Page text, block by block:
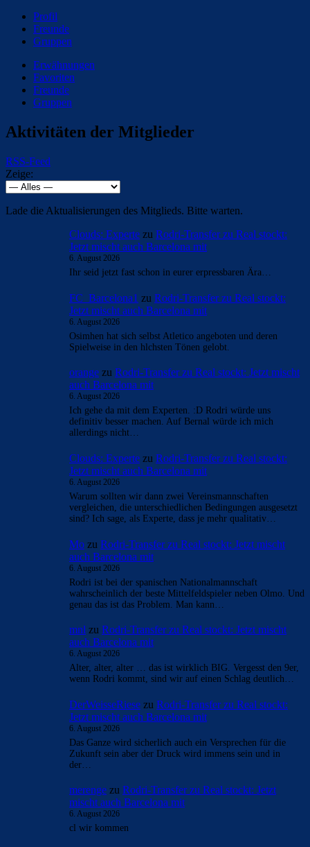
Profil
Freunde
Gruppen
Erwähnungen
Favoriten
Freunde
Gruppen
Aktivitäten der Mitglieder
RSS-Feed
Zeige:
Lade die Aktualisierungen des Mitglieds. Bitte warten.
Clouds: Experte zu Rodri-Transfer zu Real stockt:
Jetzt mischt auch Barcelona mit
6. August 2026
Ihr seid jetzt fast schon in eurer erpressbaren Ära…
FC_Barcelona1 zu Rodri-Transfer zu Real stockt:
Jetzt mischt auch Barcelona mit
6. August 2026
Osimhen hat sich selbst Atletico angeboten und deren
Spielweise in den hlchsten Tönen gelobt.
orange zu Rodri-Transfer zu Real stockt: Jetzt mischt
auch Barcelona mit
6. August 2026
Ich gehe da mit dem Experten. :D Rodri würde uns
definitiv besser machen. Auf Bernal würde ich mich
allerdings nicht…
Clouds: Experte zu Rodri-Transfer zu Real stockt:
Jetzt mischt auch Barcelona mit
6. August 2026
Warum sollten wir dann zwei Vereinsmannschaften
vergleichen, die unterschiedlichen Bedingungen ausgesetzt
sind? Ich sage, als Experte, dass je mehr qualitativ…
Mo zu Rodri-Transfer zu Real stockt: Jetzt mischt
auch Barcelona mit
6. August 2026
Rodri ist bei der spanischen Nationalmannschaft
wahrscheinlich der beste Mittelfeldspieler neben Olmo. Und
genau das ist das Problem. Man kann…
mnl zu Rodri-Transfer zu Real stockt: Jetzt mischt
auch Barcelona mit
6. August 2026
Alter, alter, alter … das ist wirklich BIG. Vergesst den 9er,
wenn Rodri kommt, sind wir auf einen Schlag deutlich…
DerWeisseRiese zu Rodri-Transfer zu Real stockt:
Jetzt mischt auch Barcelona mit
6. August 2026
Das Ganze wird sicherlich auch ein Versprechen für die
Zukunft sein aber der Druck wird immens sein und in
der…
merenge zu Rodri-Transfer zu Real stockt: Jetzt
mischt auch Barcelona mit
6. August 2026
cl wir kommen